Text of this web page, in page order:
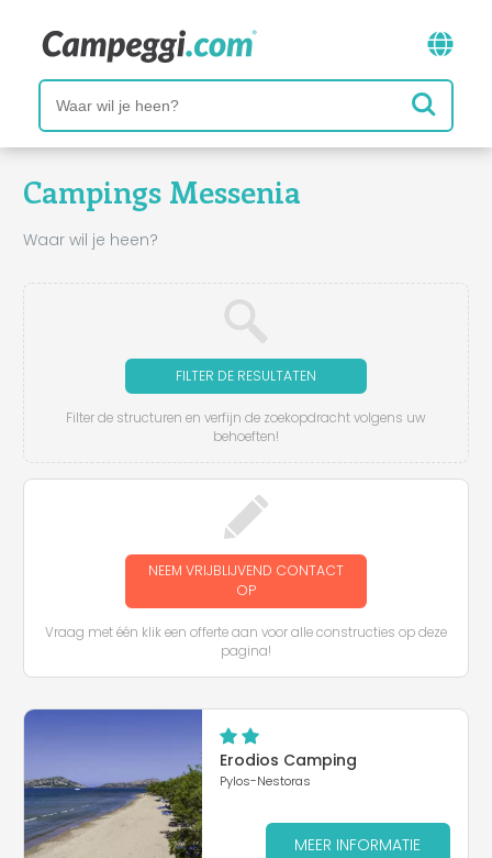
Campings Messenia
Waar wil je heen?
FILTER DE RESULTATEN
Filter de structuren en verfijn de zoekopdracht volgens uw
behoeften!
NEEM VRIJBLIJVEND CONTACT
OP
Vraag met één klik een offerte aan voor alle constructies op deze
pagina!
Erodios Camping
Pylos-Nestoras
MEER INFORMATIE